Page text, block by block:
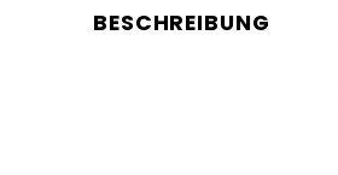
BESCHREIBUNG